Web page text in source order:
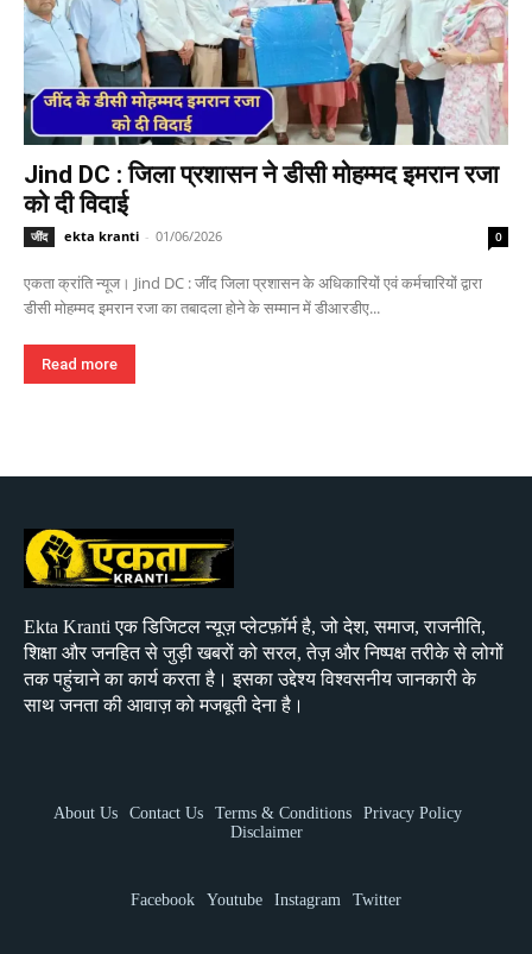
Jind DC : जिला प्रशासन ने डीसी मोहम्मद इमरान रजा
को दी विदाई
जींद ekta kranti - 01/06/2026 0
एकता क्रांति न्यूज। Jind DC : जींद जिला प्रशासन के अधिकारियों एवं कर्मचारियों द्वारा
डीसी मोहम्मद इमरान रजा का तबादला होने के सम्मान में डीआरडीए...
Read more
Ekta Kranti एक डिजिटल न्यूज़ प्लेटफ़ॉर्म है, जो देश, समाज, राजनीति,
शिक्षा और जनहित से जुड़ी खबरों को सरल, तेज़ और निष्पक्ष तरीके से लोगों
तक पहुंचाने का कार्य करता है। इसका उद्देश्य विश्वसनीय जानकारी के
साथ जनता की आवाज़ को मजबूती देना है।
About Us Contact Us Terms & Conditions
Privacy Policy
Disclaimer
Facebook Youtube Instagram Twitter